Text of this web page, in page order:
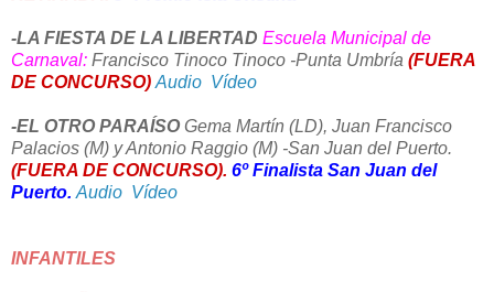
-LA FIESTA DE LA LIBERTAD Escuela Municipal de
Carnaval: Francisco Tinoco Tinoco -Punta Umbría (FUERA
DE CONCURSO)Audio Vídeo
-EL OTRO PARAÍSOGema Martín (LD), Juan Francisco
Palacios (M) y Antonio Raggio (M) -San Juan del Puerto.
(FUERA DE CONCURSO). 6º Finalista San Juan del
Puerto. Audio Vídeo
INFANTILES